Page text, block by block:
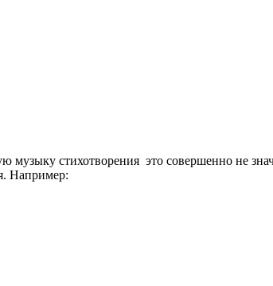
музыку стихотворения это совершенно не
Например: